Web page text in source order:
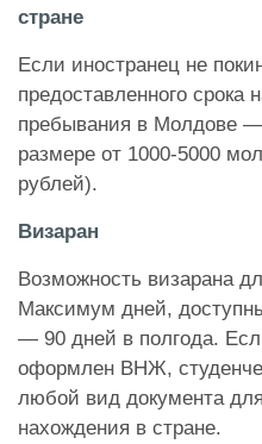
стране
Если иностранец не
предоставленного срока
пребывания в Молдове
размере от 1000-5000
рублей).
Визаран
Возможность визарана
Максимум дней,
— 90 дней в полгода.
оформлен ВНЖ,
любой вид документа
нахождения в стране.